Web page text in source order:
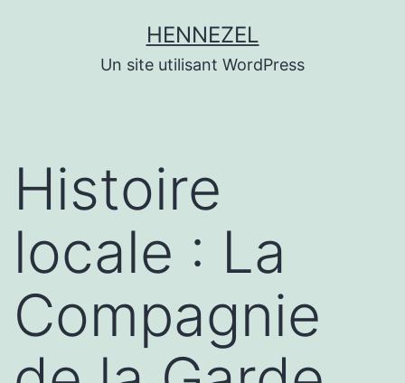
HENNEZEL
Un site utilisant WordPress
Histoire
locale : La
Compagnie